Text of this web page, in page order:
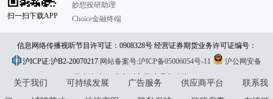
扫一扫下载APP
妙想投研助理
Choice金融终端
信息网络传播视听节目许可证：0908328号 经营证券期货业务许可证编号：
913101046312860336 违法和不良信息举报:021-61278686 举报邮箱：
jubao@eastmoney.com
沪ICP证:沪B2-20070217 网站备案号:沪ICP备05006054号-11
沪公网安备
31010402000120号版权所有:东方财富网意见与建议:4000300059/952500
关于我们 可持续发展 广告服务 供应商平台
联系我